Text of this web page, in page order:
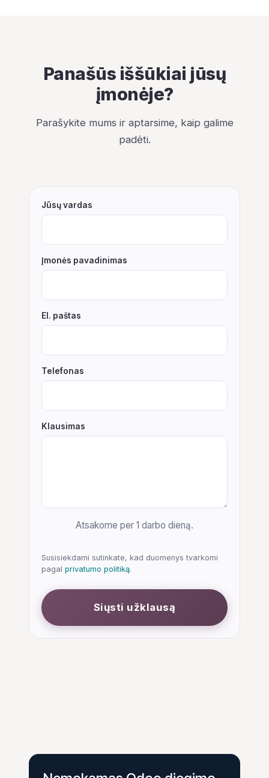
Panašūs iššūkiai jūsų
įmonėje?
Parašykite mums ir aptarsime, kaip galime
padėti.
Jūsų vardas
Įmonės pavadinimas
El. paštas
Telefonas
Klausimas
Atsakome per 1 darbo dieną.
Susisiekdami sutinkate, kad duomenys tvarkomi
pagal privatumo politiką.
Siųsti užklausą